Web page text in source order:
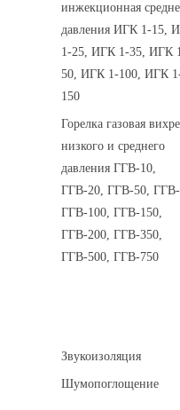
инжекционная
давления ИГК 1-15,
1-25, ИГК 1-35, ИГК
50, ИГК 1-100, ИГК
150
Горелка газовая
низкого и среднего
давления ГГВ-10,
ГГВ-20, ГГВ-50, ГГВ-
ГГВ-100, ГГВ-150,
ГГВ-200, ГГВ-350,
ГГВ-500, ГГВ-750
Звукоизоляция
Шумопоглощение